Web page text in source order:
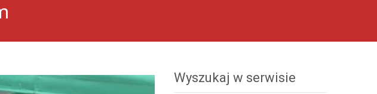
Wyszukaj w serwisie